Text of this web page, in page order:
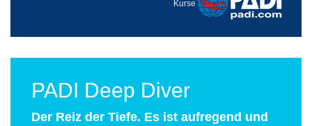
Kurse
PADI Deep Diver
Der Reiz der Tiefe. Es ist aufregend und